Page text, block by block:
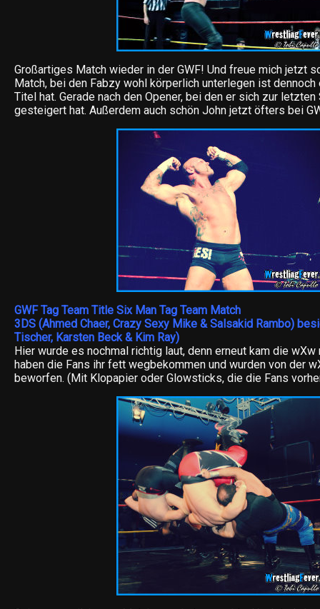
Großartiges Match wieder in der GWF! Und freue mich jetzt
Match, bei den Fabzy wohl körperlich unterlegen ist dennoch
Titel hat. Gerade nach den Opener, bei den er sich zur
gesteigert hat. Außerdem auch schön John jetzt öfters bei
GWF Tag Team Title Six Man Tag Team Match
3DS (Ahmed Chaer, Crazy Sexy Mike & Salsakid Rambo)
Tischer, Karsten Beck & Kim Ray)
Hier wurde es nochmal richtig laut, denn erneut kam die wXw
haben die Fans ihr fett wegbekommen und wurden von der
beworfen. (Mit Klopapier oder Glowsticks, die die Fans